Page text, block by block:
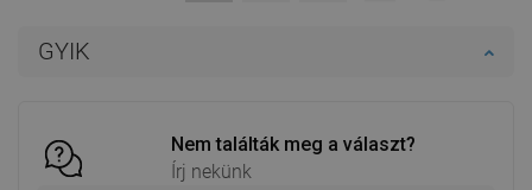
GYIK
Nem találták meg a választ?
Írj nekünk